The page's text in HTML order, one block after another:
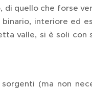
quello che forse
interiore ed
valle, si è soli con
(ma non